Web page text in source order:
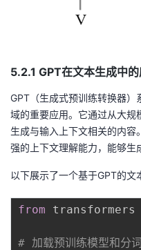
5.2.1 GPT在文本生成中的
GPT（生成式预训练转换器
域的重要应用。它通过从大规
生成与输入上下文相关的内
强的上下文理解能力，能够生
以下展示了一个基于GPT的文
from transformers
# 加载预训练模型和分